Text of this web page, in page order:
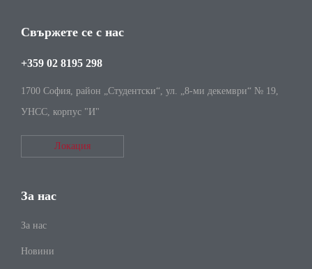
Свържете се с нас
+359 02 8195 298
1700 София, район „Студентски“, ул. „8-ми декември“ № 19,
УНСС, корпус "И"
Локация
За нас
За нас
Новини